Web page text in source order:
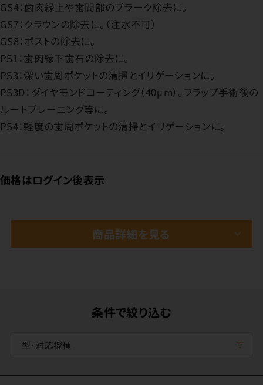
GS4：歯肉縁上や歯間部のプラーク除去に。
GS7：クラウンの除去に。（注水不可）
GS8：ポストの除去に。
PS1：歯肉縁下歯石の除去に。
PS3：深い歯周ポケットの清掃とイリゲーションに。
PS3D：ダイヤモンドコーティング（40μm）。フラップ手術後の
ルートプレーニング等に。
PS4：軽度の歯周ポケットの清掃とイリゲーションに。
価格はログイン後表示
商品詳細を見る
条件で絞り込む
型・対応機種